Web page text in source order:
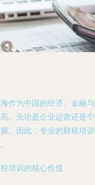
作为中国的经济、金融
。无论是企业运营还是
。因此，专业的财税培
培训的核心价值